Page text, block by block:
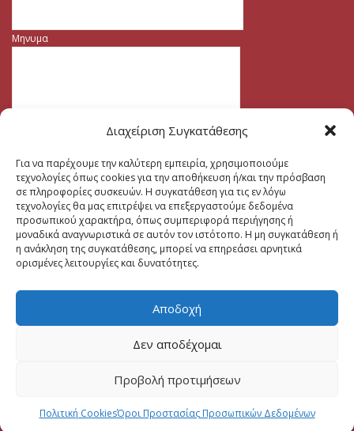
Διαχείριση Συγκατάθεσης
Για να παρέχουμε την καλύτερη εμπειρία, χρησιμοποιούμε
τεχνολογίες όπως cookies για την αποθήκευση ή/και την πρόσβαση
σε πληροφορίες συσκευών. Η συγκατάθεση για τις εν λόγω
τεχνολογίες θα μας επιτρέψει να επεξεργαστούμε δεδομένα
προσωπικού χαρακτήρα, όπως συμπεριφορά περιήγησης ή
μοναδικά αναγνωριστικά σε αυτόν τον ιστότοπο. Η μη συγκατάθεση ή
η ανάκληση της συγκατάθεσης, μπορεί να επηρεάσει αρνητικά
ορισμένες λειτουργίες και δυνατότητες.
Αποδοχή
Δεν αποδέχομαι
Προβολή προτιμήσεων
Πολιτική CookiesΌροι Προστασίας Προσωπικών Δεδομένων
Μηνυμα
2026 CREATED BYDALI WEB DESIGN| ALL RIGHTS RESERVED